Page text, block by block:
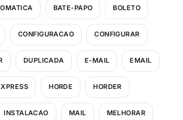
BATE-PAPO BOLETO
CONFIGURACAO CONFIGURAR
DUPLICADA E-MAIL EMAIL
HORDE HORDER
INSTALACAO MAIL MELHORAR